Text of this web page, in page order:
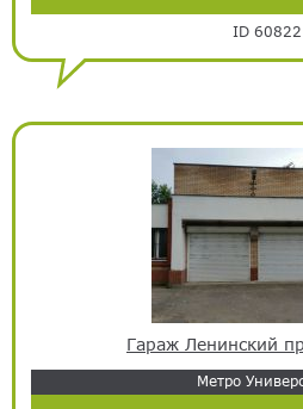
ID 60822
Гараж Ленинский
Метро